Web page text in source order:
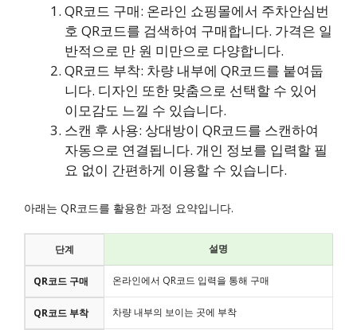
QR코드 구매: 온라인 쇼핑몰에서 주차안심번
호 QR코드를 검색하여 구매합니다. 가격은 일
반적으로 만 원 미만으로 다양합니다.
QR코드 부착: 차량 내부에 QR코드를 붙여둡
니다. 디자인 또한 맞춤으로 선택할 수 있어
이모감도 느낄 수 있습니다.
스캔 후 사용: 상대방이 QR코드를 스캔하여
자동으로 연결됩니다. 개인 정보를 입력할 필
요 없이 간편하게 이용할 수 있습니다.
아래는 QR코드를 활용한 과정 요약입니다.
단계 설명
QR코드 구매 온라인에서 QR코드 입력을 통해 구매
QR코드 부착 차량 내부의 보이는 곳에 부착